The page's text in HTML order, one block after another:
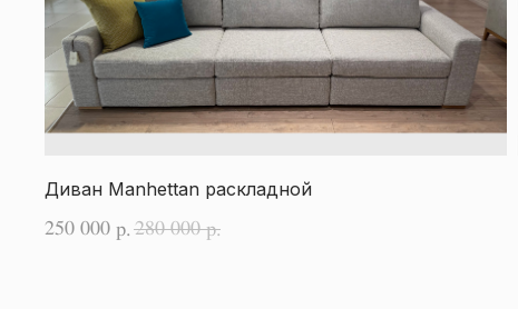
Диван Manhettan раскладной
250 000 р. 280 000 р.